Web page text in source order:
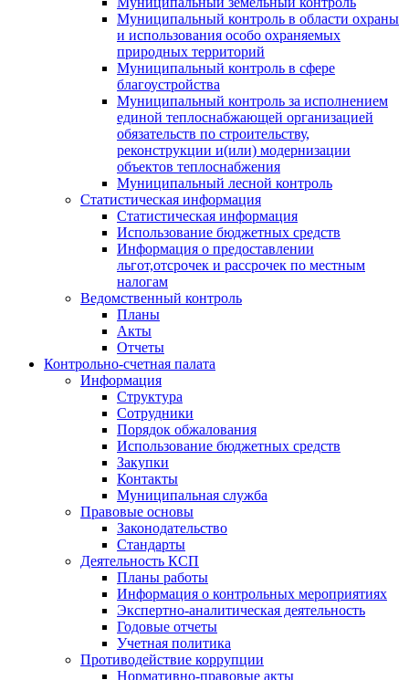
Муниципальный контроль в области охраны
и использования особо охраняемых
природных территорий
Муниципальный контроль в сфере
благоустройства
Муниципальный контроль за исполнением
единой теплоснабжающей организацией
обязательств по строительству,
реконструкции и(или) модернизации
объектов теплоснабжения
Муниципальный лесной контроль
Статистическая информация
Статистическая информация
Использование бюджетных средств
Информация о предоставлении
льгот,отсрочек и рассрочек по местным
налогам
Ведомственный контроль
Планы
Акты
Отчеты
Контрольно-счетная палата
Информация
Структура
Сотрудники
Порядок обжалования
Использование бюджетных средств
Закупки
Контакты
Муниципальная служба
Правовые основы
Законодательство
Стандарты
Деятельность КСП
Планы работы
Информация о контрольных мероприятиях
Экспертно-аналитическая деятельность
Годовые отчеты
Учетная политика
Противодействие коррупции
Нормативно-правовые акты